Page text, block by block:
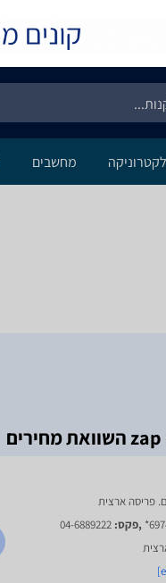
מחשבים
פריסה ארצית
,פקס: 04-6889222